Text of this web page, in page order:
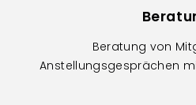
Beratung von
Anstellungsgesprächen